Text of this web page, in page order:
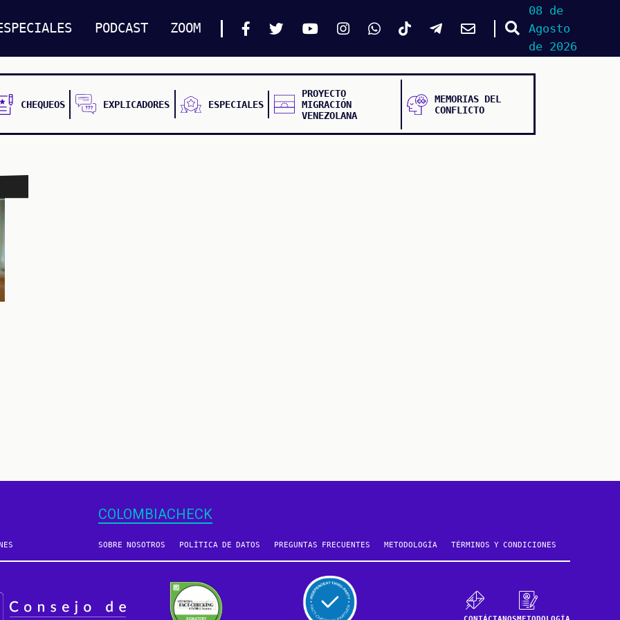
PODCAST ZOOM
08 de
Agosto
de 2026
CHEQUEOS EXPLICADORES ESPECIALES
PROYECTO
MIGRACIÓN
VENEZOLANA
MEMORIAS DEL
CONFLICTO
COLOMBIACHECK
SOBRE NOSOTROS POLÍTICA DE DATOS PREGUNTAS FRECUENTES METODOLOGÍA TÉRMINOS Y CONDICIONES